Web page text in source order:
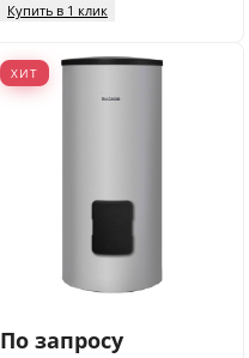
Купить в 1 клик
ХИТ
По запросу